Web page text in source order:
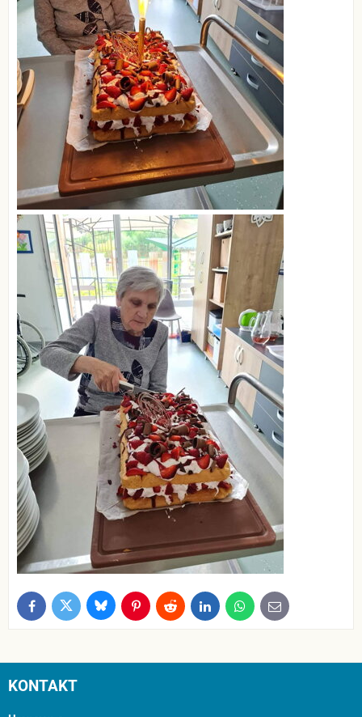
FacebookTwitter BlueskyPinterestReddit LinkedInWhatsApp
E-
mail
KONTAKT